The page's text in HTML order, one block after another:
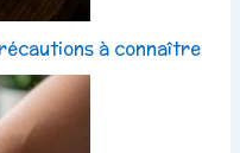
à connaître